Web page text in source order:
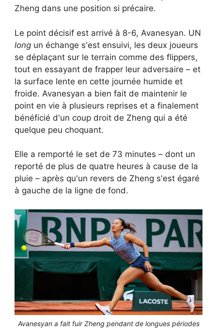
Zheng dans une position si précaire.
Le point décisif est arrivé à 8-6, Avanesyan. UN
long un échange s'est ensuivi, les deux joueurs
se déplaçant sur le terrain comme des flippers,
tout en essayant de frapper leur adversaire – et
la surface lente en cette journée humide et
froide. Avanesyan a bien fait de maintenir le
point en vie à plusieurs reprises et a finalement
bénéficié d'un coup droit de Zheng qui a été
quelque peu choquant.
Elle a remporté le set de 73 minutes – dont un
reporté de plus de quatre heures à cause de la
pluie – après qu'un revers de Zheng s'est égaré
à gauche de la ligne de fond.
Avanesyan a fait fuir Zheng pendant de longues périodes